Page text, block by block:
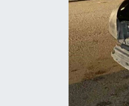
Resmi İlanlar
Foto Şaka